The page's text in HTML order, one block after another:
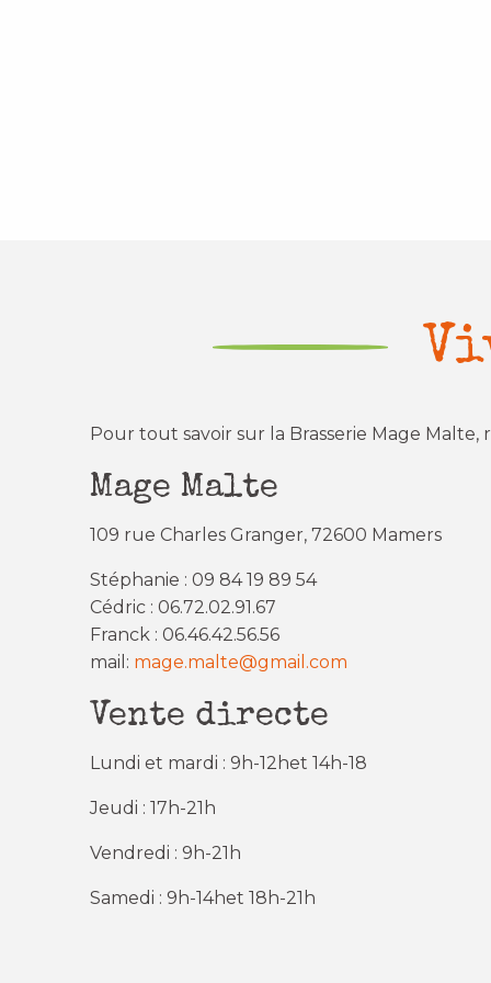
Pour tout savoir sur la Brasserie Mage
Mage Malte
109 rue Charles Granger, 72600 Mamers
Stéphanie : 09 84 19 89 54
Cédric : 06.72.02.91.67
Franck : 06.46.42.56.56
mail: mage.malte@gmail.com
Vente directe
Lundi et mardi : 9h-12het 14h-18
Jeudi : 17h-21h
Vendredi : 9h-21h
Samedi : 9h-14het 18h-21h